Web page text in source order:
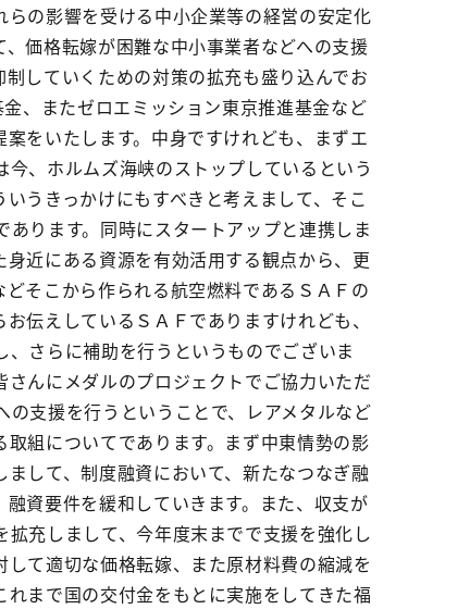
の影響を受ける中小企業等の経営の安定化
価格転嫁が困難な中小事業者などへの支援
していくための対策の拡充も盛り込んでお
、またゼロエミッション東京推進基金など
をいたします。中身ですけれども、まずエ
、ホルムズ海峡のストップしているという
うきっかけにもすべきと考えまして、そこ
ります。同時にスタートアップと連携しま
近にある資源を有効活用する観点から、更
そこから作られる航空燃料であるＳＡＦの
伝えしているＳＡＦでありますけれども、
さらに補助を行うというものでございま
んにメダルのプロジェクトでご協力いただ
支援を行うということで、レアメタルなど
組についてであります。まず中東情勢の影
して、制度融資において、新たなつなぎ融
資要件を緩和していきます。また、収支が
充しまして、今年度末までで支援を強化し
て適切な価格転嫁、また原材料費の縮減を
まで国の交付金をもとに実施をしてきた福